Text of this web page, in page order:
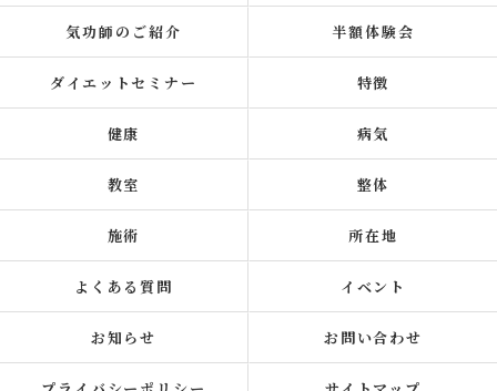
気功師のご紹介 半額体験会
ダイエットセミナー 特徴
健康 病気
教室 整体
施術 所在地
よくある質問 イベント
お知らせ お問い合わせ